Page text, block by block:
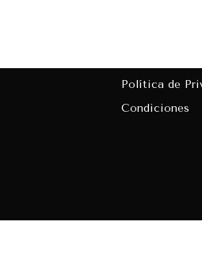
Política de
Condiciones